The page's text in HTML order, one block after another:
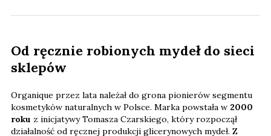
Od ręcznie robionych mydeł do sieci
sklepów
Organique przez lata należał do grona pionierów segmentu
kosmetyków naturalnych w Polsce. Marka powstała w 2000
roku z inicjatywy Tomasza Czarskiego, który rozpoczął
działalność od ręcznej produkcji glicerynowych mydeł. Z